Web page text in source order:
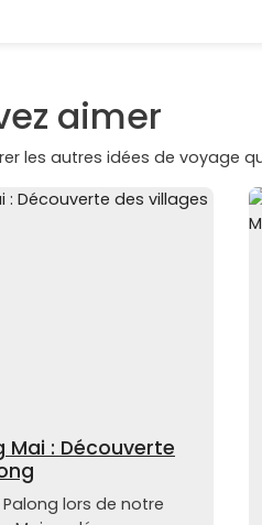
aimer
les autres idées de voyage
Mai : Découverte
Palong lors de notre